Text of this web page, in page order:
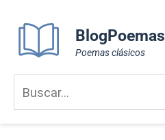
content
BlogPoemas
Poemas clásicos